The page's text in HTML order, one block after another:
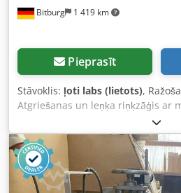
Bitburg 1 419 km
Pieprasīt
Stāvoklis: ļoti labs (lietots),
Atgriešanas un leņķa riņķzāģis ar
augstumu 170 mm stabila čuguna
lodīšu bukses vadotne
slīpētiem tērauda vārpstām
ātra leņķa iestatīšana līdz 65°
fiksētie atduri apakšējā zāģa